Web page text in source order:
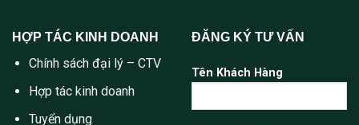
HỢP TÁC KINH DOANH
Chính sách đại lý – CTV
Hợp tác kinh doanh
Tuyển dụng
ĐĂNG KÝ TƯ VẤN
Tên Khách Hàng